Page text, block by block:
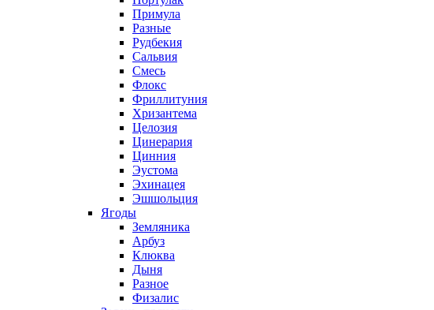
Примула
Разные
Рудбекия
Сальвия
Смесь
Флокс
Фриллитуния
Хризантема
Целозия
Цинерария
Цинния
Эустома
Эхинацея
Эшшольция
Ягоды
Земляника
Арбуз
Клюква
Дыня
Разное
Физалис